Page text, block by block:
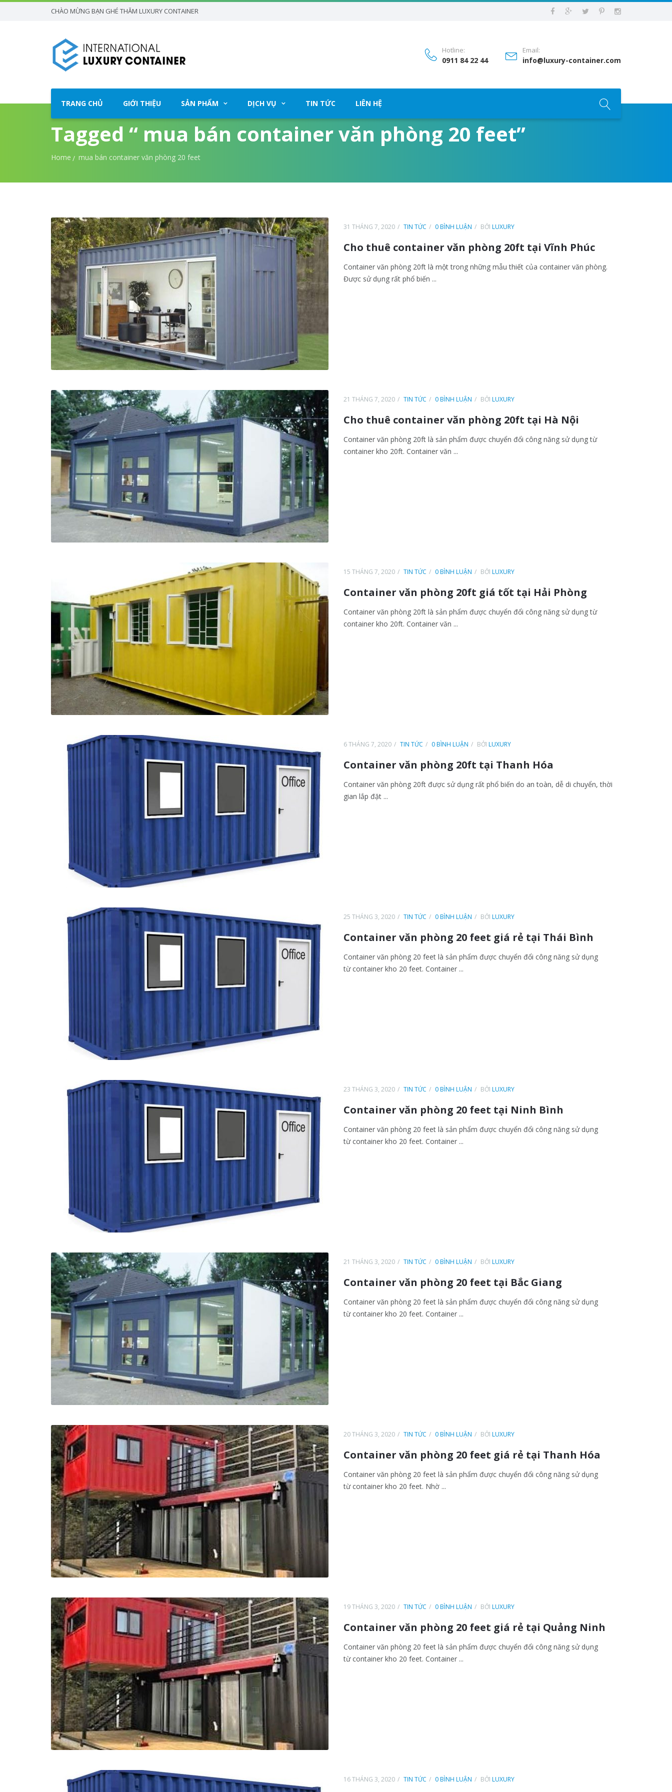
CHÀO MỪNG BẠN GHÉ THĂM LUXURY CONTAINER
Hotline:
0911 84 22 44
Email:
info@luxury-container.com
TRANG CHỦ GIỚI THIỆU SẢN PHẨM DỊCH VỤ TIN TỨC LIÊN HỆ
Tagged “ mua bán container văn phòng 20 feet”
Home mua bán container văn phòng 20 feet
31 THÁNG 7, 2020 TIN TỨC 0 BÌNH LUẬN BỞI LUXURY
Cho thuê container văn phòng 20ft tại Vĩnh Phúc
Container văn phòng 20ft là một trong những mẫu thiết của container văn phòng.
Được sử dụng rất phổ biến ...
21 THÁNG 7, 2020 TIN TỨC 0 BÌNH LUẬN BỞI LUXURY
Cho thuê container văn phòng 20ft tại Hà Nội
Container văn phòng 20ft là sản phẩm được chuyển đổi công năng sử dụng từ
container kho 20ft. Container văn ...
15 THÁNG 7, 2020 TIN TỨC 0 BÌNH LUẬN BỞI LUXURY
Container văn phòng 20ft giá tốt tại Hải Phòng
Container văn phòng 20ft là sản phẩm được chuyển đổi công năng sử dụng từ
container kho 20ft. Container văn ...
6 THÁNG 7, 2020 TIN TỨC 0 BÌNH LUẬN BỞI LUXURY
Container văn phòng 20ft tại Thanh Hóa
Container văn phòng 20ft được sử dụng rất phổ biến do an toàn, dễ di chuyển, thời
gian lắp đặt ...
25 THÁNG 3, 2020 TIN TỨC 0 BÌNH LUẬN BỞI LUXURY
Container văn phòng 20 feet giá rẻ tại Thái Bình
Container văn phòng 20 feet là sản phẩm được chuyển đổi công năng sử dụng
từ container kho 20 feet. Container ...
23 THÁNG 3, 2020 TIN TỨC 0 BÌNH LUẬN BỞI LUXURY
Container văn phòng 20 feet tại Ninh Bình
Container văn phòng 20 feet là sản phẩm được chuyển đổi công năng sử dụng
từ container kho 20 feet. Container ...
21 THÁNG 3, 2020 TIN TỨC 0 BÌNH LUẬN BỞI LUXURY
Container văn phòng 20 feet tại Bắc Giang
Container văn phòng 20 feet là sản phẩm được chuyển đổi công năng sử dụng
từ container kho 20 feet. Container ...
20 THÁNG 3, 2020 TIN TỨC 0 BÌNH LUẬN BỞI LUXURY
Container văn phòng 20 feet giá rẻ tại Thanh Hóa
Container văn phòng 20 feet là sản phẩm được chuyển đổi công năng sử dụng
từ container kho 20 feet. Nhờ ...
19 THÁNG 3, 2020 TIN TỨC 0 BÌNH LUẬN BỞI LUXURY
Container văn phòng 20 feet giá rẻ tại Quảng Ninh
Container văn phòng 20 feet là sản phẩm được chuyển đổi công năng sử dụng
từ container kho 20 feet. Container ...
16 THÁNG 3, 2020 TIN TỨC 0 BÌNH LUẬN BỞI LUXURY